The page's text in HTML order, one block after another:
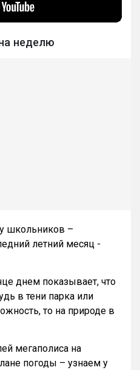
неделю
у школьников –
летний месяц -
днем показывает, что
в тени парка или
то на природе в
мегаполиса на
погоды – узнаем у